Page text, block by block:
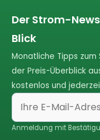
Der Strom-
Blick
Monatliche Tipps
der Preis-Überblick
kostenlos und
Anmeldung mit